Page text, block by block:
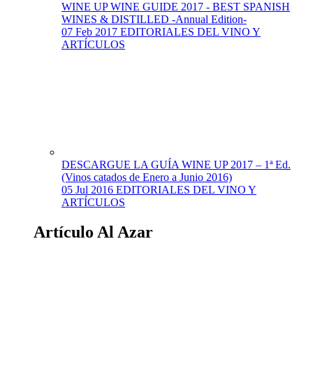
WINE UP WINE GUIDE 2017 - BEST SPANISH
WINES & DISTILLED -Annual Edition-
07 Feb 2017 EDITORIALES DEL VINO Y
ARTÍCULOS
DESCARGUE LA GUÍA WINE UP 2017 – 1ª Ed.
(Vinos catados de Enero a Junio 2016)
05 Jul 2016 EDITORIALES DEL VINO Y
ARTÍCULOS
Artículo Al Azar